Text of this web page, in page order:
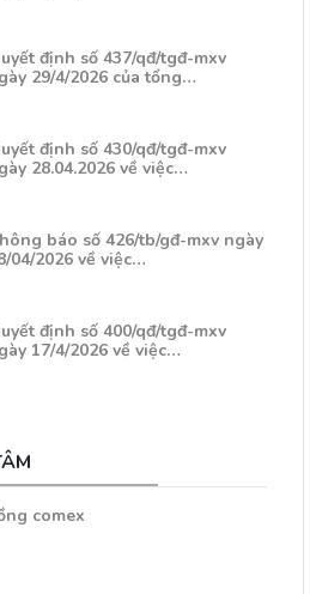
định số 437/qđ/tgđ-mxv
29/4/2026 của tổng…
định số 430/qđ/tgđ-mxv
28.04.2026 về việc…
báo số 426/tb/gđ-mxv ngày
04/2026 về việc…
định số 400/qđ/tgđ-mxv
17/4/2026 về việc…
comex